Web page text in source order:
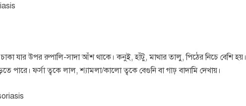
যার উপর রুপালি-সাদা আঁশ থাকে। কনুই, হাঁটু, মাথার তালু, পিঠের নিচে বেশি হয়।
পারে। ফর্সা ত্বকে লাল, শ্যামলা/কালো ত্বকে বেগুনি বা গাঢ় বাদামি দেখায়।